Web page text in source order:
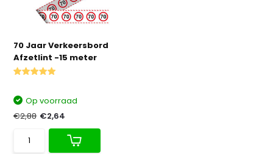
70 Jaar Verkeersbord
Afzetlint -15 meter
Op voorraad
€2,88 €2,64